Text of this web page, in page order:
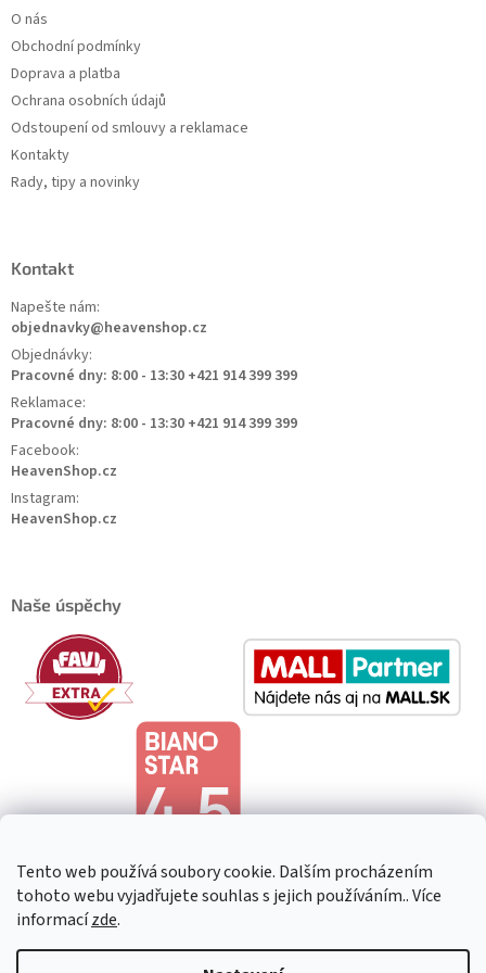
Tento web používá soubory cookie. Dalším procházením
tohoto webu vyjadřujete souhlas s jejich používáním.. Více
informacízde.
O nás
Obchodní podmínky
Doprava a platba
Ochrana osobních údajů
Odstoupení od smlouvy a reklamace
Kontakty
Rady, tipy a novinky
Kontakt
Napešte nám:
objednavky@heavenshop.cz
Objednávky:
Pracovné dny: 8:00 - 13:30 +421 914 399 399
Reklamace:
Pracovné dny: 8:00 - 13:30 +421 914 399 399
Facebook:
HeavenShop.cz
Instagram:
HeavenShop.cz
Naše úspěchy